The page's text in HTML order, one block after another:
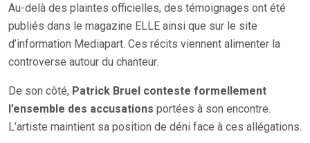
Au-delà des plaintes officielles, des témoignages ont été
publiés dans le magazine ELLE ainsi que sur le site
d’information Mediapart. Ces récits viennent alimenter la
controverse autour du chanteur.
De son côté, Patrick Bruel conteste formellement
l’ensemble des accusations portées à son encontre.
L’artiste maintient sa position de déni face à ces allégations.